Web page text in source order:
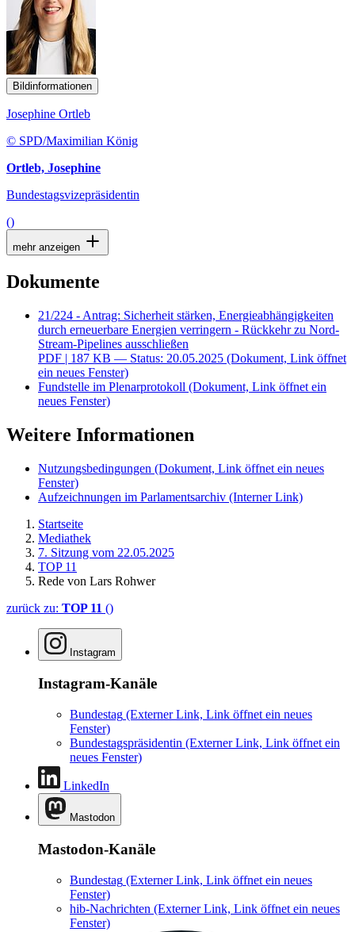
Bildinformationen
Josephine Ortleb
© SPD/Maximilian König
Ortleb, Josephine
Bundestagsvizepräsidentin
()
mehr anzeigen
Dokumente
21/224 - Antrag: Sicherheit stärken, Energieabhängigkeiten
durch erneuerbare Energien verringern - Rückkehr zu Nord-
Stream-Pipelines ausschließen
PDF | 187 KB — Status: 20.05.2025 (Dokument, Link öffnet
ein neues Fenster)
Fundstelle im Plenarprotokoll (Dokument, Link öffnet ein
neues Fenster)
Weitere Informationen
Nutzungsbedingungen (Dokument, Link öffnet ein neues
Fenster)
Aufzeichnungen im Parlamentsarchiv (Interner Link)
Startseite
Mediathek
7. Sitzung vom 22.05.2025
TOP 11
Rede von Lars Rohwer
zurück zu: TOP 11 ()
Instagram
Instagram-Kanäle
Bundestag (Externer Link, Link öffnet ein neues
Fenster)
Bundestagspräsidentin (Externer Link, Link öffnet ein
neues Fenster)
LinkedIn
Mastodon
Mastodon-Kanäle
Bundestag (Externer Link, Link öffnet ein neues
Fenster)
hib-Nachrichten (Externer Link, Link öffnet ein neues
Fenster)